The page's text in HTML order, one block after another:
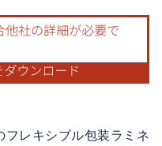
BY 4.0の表示が必要です。
フレキシブル包装ラミネ